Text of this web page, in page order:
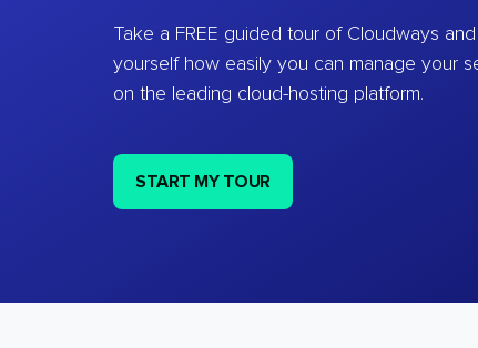
Take a FREE guided tour of Cloudways
yourself how easily you can manage your
on the leading cloud-hosting platform.
START MY TOUR